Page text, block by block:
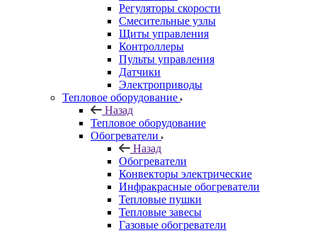
Регуляторы скорости
Смесительные узлы
Щиты управления
Контроллеры
Пульты управления
Датчики
Электроприводы
Тепловое оборудование
Назад
Тепловое оборудование
Обогреватели
Назад
Обогреватели
Конвекторы электрические
Инфракрасные обогреватели
Тепловые пушки
Тепловые завесы
Газовые обогреватели